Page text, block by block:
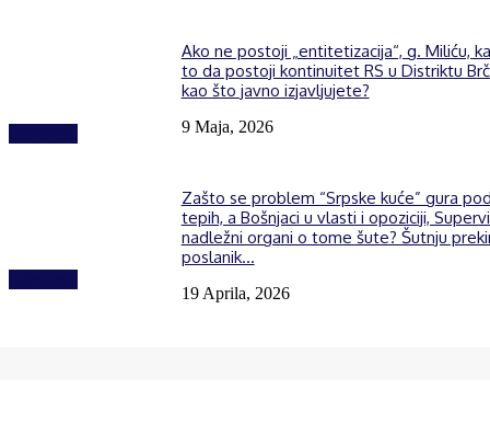
Ako ne postoji „entitetizacija“, g. Miliću,
to da postoji kontinuitet RS u Distriktu
kao što javno izjavljujete?
9 Maja, 2026
Zašto se problem “Srpske kuće” gura
tepih, a Bošnjaci u vlasti i opoziciji,
nadležni organi o tome šute? Šutnju
poslanik...
19 Aprila, 2026